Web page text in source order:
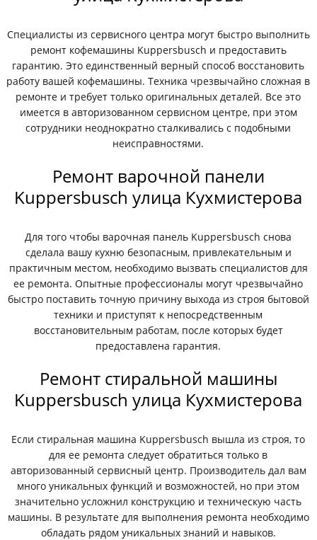
Специалисты из сервисного центра могут быстро выполнить
ремонт кофемашины Kuppersbusch и предоставить
гарантию. Это единственный верный способ восстановить
работу вашей кофемашины. Техника чрезвычайно сложная в
ремонте и требует только оригинальных деталей. Все это
имеется в авторизованном сервисном центре, при этом
сотрудники неоднократно сталкивались с подобными
неисправностями.
Ремонт варочной панели
Kuppersbusch улица Кухмистерова
Для того чтобы варочная панель Kuppersbusch снова
сделала вашу кухню безопасным, привлекательным и
практичным местом, необходимо вызвать специалистов для
ее ремонта. Опытные профессионалы могут чрезвычайно
быстро поставить точную причину выхода из строя бытовой
техники и приступят к непосредственным
восстановительным работам, после которых будет
предоставлена гарантия.
Ремонт стиральной машины
Kuppersbusch улица Кухмистерова
Если стиральная машина Kuppersbusch вышла из строя, то
для ее ремонта следует обратиться только в
авторизованный сервисный центр. Производитель дал вам
много уникальных функций и возможностей, но при этом
значительно усложнил конструкцию и техническую часть
машины. В результате для выполнения ремонта необходимо
обладать рядом уникальных знаний и навыков.